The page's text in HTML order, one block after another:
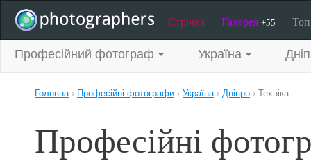
Стрічка Галерея +55
Професійний фотограф Україна
Головна› Професійні фотографи › Україна› Дніпро › Техніка
Професійні